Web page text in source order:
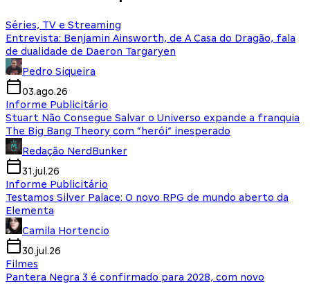
Séries, TV e Streaming
Entrevista: Benjamin Ainsworth, de A Casa do Dragão, fala
de dualidade de Daeron Targaryen
Pedro Siqueira
03.ago.26
Informe Publicitário
Stuart Não Consegue Salvar o Universo expande a franquia
The Big Bang Theory com “herói” inesperado
Redação NerdBunker
31.jul.26
Informe Publicitário
Testamos Silver Palace: O novo RPG de mundo aberto da
Elementa
Camila Hortencio
30.jul.26
Filmes
Pantera Negra 3 é confirmado para 2028, com novo